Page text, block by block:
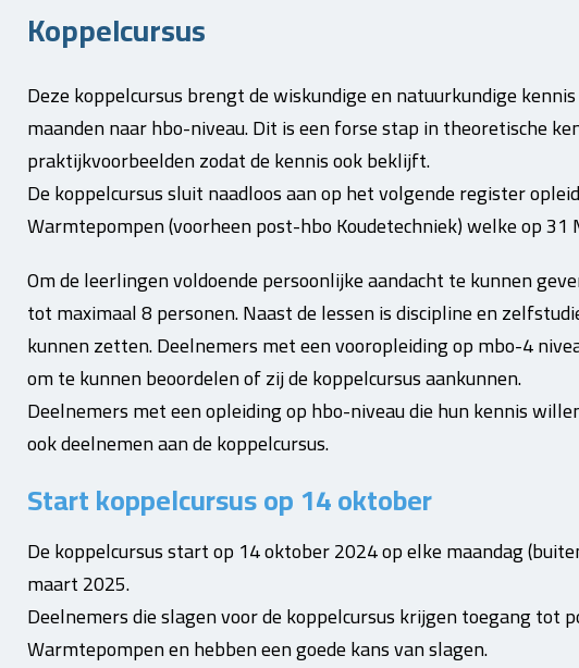
Koppelcursus
Deze koppelcursus brengt de wiskundige en natuurkundige
maanden naar hbo-niveau.Dit is een forse stap in theoretische
praktijkvoorbeelden zodat de kennis ook beklijft.
De koppelcursus sluit naadloos aan op het volgende register
Warmtepompen (voorheen post-hbo Koudetechniek) welke op
Om de leerlingen voldoende persoonlijke aandacht te kunnen
tot maximaal 8 personen. Naast de lessen is discipline en
kunnen zetten.Deelnemers met een vooropleiding op mbo-4
om te kunnen beoordelen of zij de koppelcursus aankunnen.
Deelnemers met een opleiding op hbo-niveau die hun kennis
ook deelnemen aan de koppelcursus.
Start koppelcursus op 14 oktober
De koppelcursus start op 14 oktober 2024 op elke maandag
maart 2025.
Deelnemers die slagen voor de koppelcursus krijgen toegang tot
Warmtepompen en hebben een goede kans van slagen.